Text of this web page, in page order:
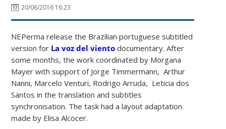
20/06/2016 16:23
NEPerma release the Brazilian portuguese subtitled
version for La voz del viento documentary. After
some months, the work coordinated by Morgana
Mayer with support of Jorge Timmermann, Arthur
Nanni, Marcelo Venturi, Rodrigo Arruda, Leticia dos
Santos in the translation and subtitles
synchronisation. The task had a layout adaptation
made by Elisa Alcocer.